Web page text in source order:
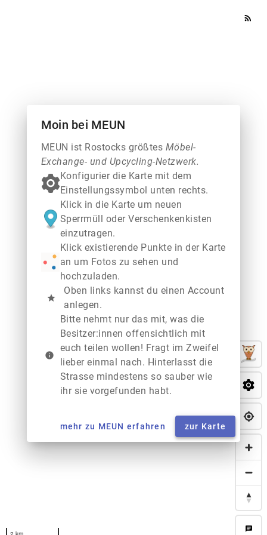
rss_feed
chat
Moin bei MEUN
MEUN ist Rostocks größtes Möbel-
Exchange- und Upcycling-Netzwerk.
Konfigurier die Karte mit dem
Einstellungssymbol unten rechts.
Klick in die Karte um neuen
Sperrmüll oder Verschenkenkisten
einzutragen.
Klick existierende Punkte in der Karte
an um Fotos zu sehen und
hochzuladen.
star
Oben links kannst du einen Account
anlegen.
info
Bitte nehmt nur das mit, was die
Besitzer:innen offensichtlich mit
euch teilen wollen! Fragt im Zweifel
lieber einmal nach. Hinterlasst die
Strasse mindestens so sauber wie
ihr sie vorgefunden habt.
mehr zu MEUN erfahren zur Karte